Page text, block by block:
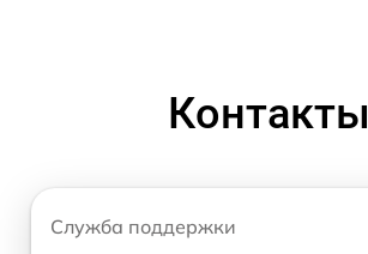
Контакты
Служба поддержки